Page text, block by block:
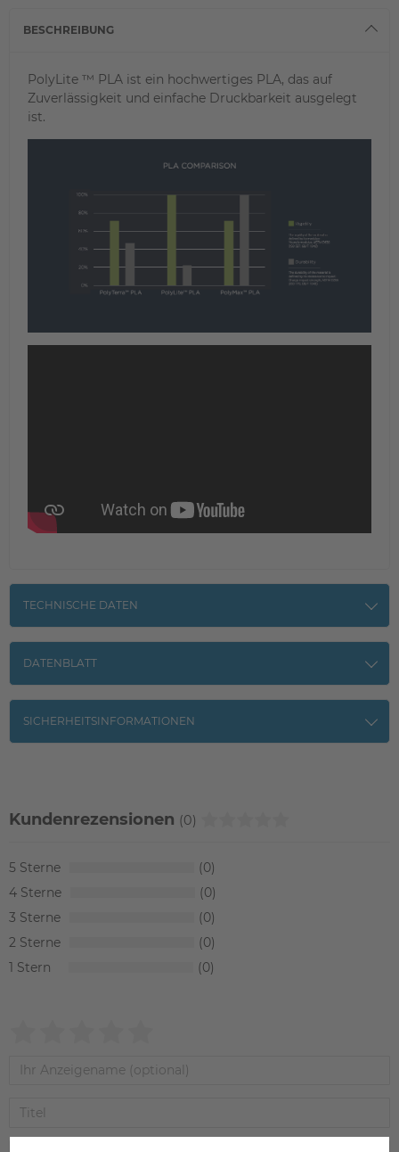
BESCHREIBUNG
PolyLite ™ PLA ist ein hochwertiges PLA, das auf
Zuverlässigkeit und einfache Druckbarkeit ausgelegt
ist.
TECHNISCHE DATEN
DATENBLATT
SICHERHEITSINFORMATIONEN
Kundenrezensionen (0)
5
0
4
0
3
0
2
0
1
0